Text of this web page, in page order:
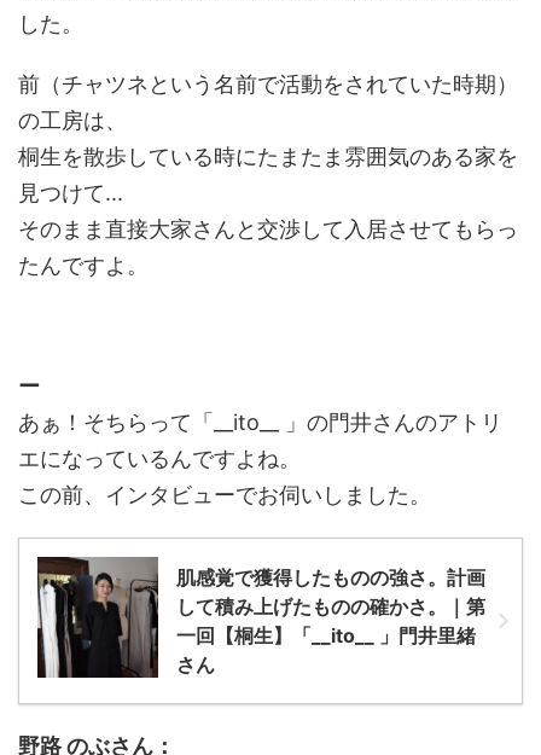
した。
前（チャツネという名前で活動をされていた時期）
の工房は、
桐生を散歩している時にたまたま雰囲気のある家を
見つけて...
そのまま直接大家さんと交渉して入居させてもらっ
たんですよ。
ー
あぁ！そちらって「__ito__ 」の門井さんのアトリ
エになっているんですよね。
この前、インタビューでお伺いしました。
肌感覚で獲得したものの強さ。計画
して積み上げたものの確かさ。｜第
一回【桐生】「__ito__ 」門井里緒
さん
野路 のぶさん：